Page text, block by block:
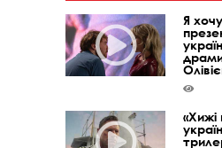
Я
драми